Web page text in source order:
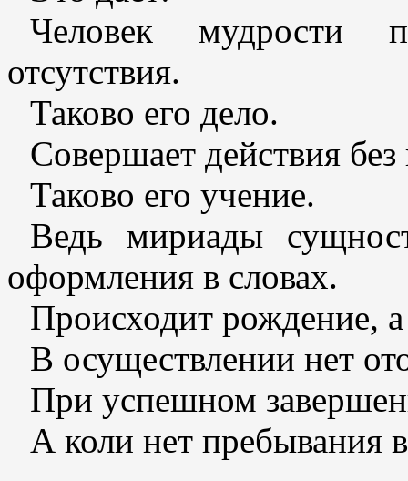
Человек мудрости
отсутствия.
Таково его дело.
Совершает действия
Таково его учение.
Ведь мириады
оформления в словах.
Происходит рождение,
В осуществлении нет
При успешном
А коли нет пребывания